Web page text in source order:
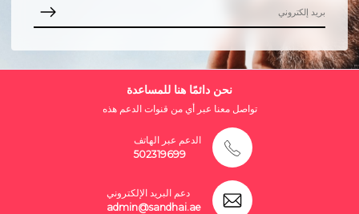
نحن دائمًا هنا للمساعدة
تواصل معنا عبر أي من قنوات الدعم هذه
الدعم عبر الهاتف
502319699
دعم البريد الإلكتروني
admin@sandhai.ae